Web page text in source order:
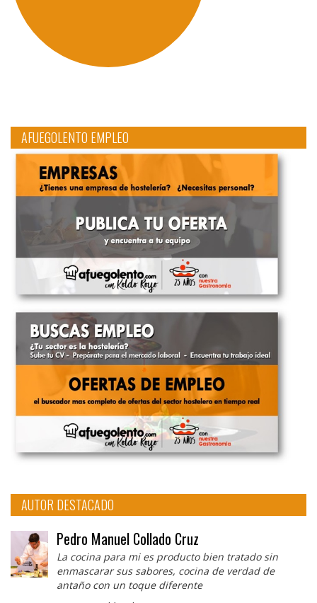
AFUEGOLENTO EMPLEO
AUTOR DESTACADO
Pedro Manuel Collado Cruz
La cocina para mi es producto bien tratado sin
enmascarar sus sabores, cocina de verdad de
antaño con un toque diferente